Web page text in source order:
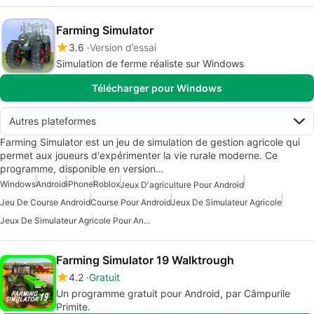
Farming Simulator
3.6 Version d’essai
Simulation de ferme réaliste sur Windows
Télécharger pour Windows
Autres plateformes
Farming Simulator est un jeu de simulation de gestion agricole qui
permet aux joueurs d'expérimenter la vie rurale moderne. Ce
programme, disponible en version…
WindowsAndroidiPhoneRobloxJeux D'agriculture Pour Android
Jeu De Course AndroidCourse Pour AndroidJeux De Simulateur Agricole
Jeux De Simulateur Agricole Pour Android
Farming Simulator 19 Walktrough
4.2 Gratuit
Un programme gratuit pour Android, par Câmpurile
Primite.